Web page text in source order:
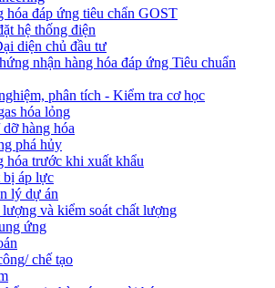
hóa đáp ứng tiêu chẩn GOST
hệ thống điện
diện chủ đầu tư
nhận hàng hóa đáp ứng Tiêu chuẩn
phân tích - Kiểm tra cơ học
hóa lỏng
hàng hóa
phá hủy
hóa trước khi xuất khẩu
bị áp lực
lý dự án
và kiểm soát chất lượng
ứng
chế tạo